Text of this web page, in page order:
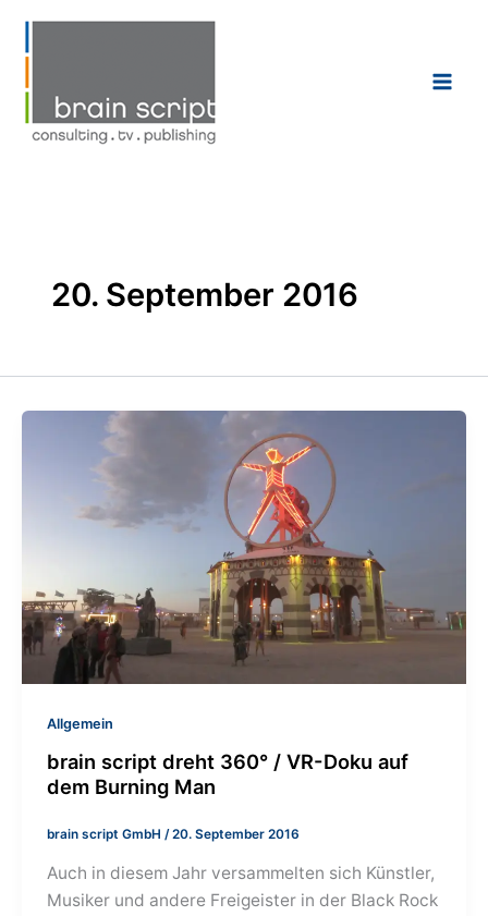
20. September 2016
Allgemein
brain script dreht 360° / VR-Doku auf
dem Burning Man
brain script GmbH/20. September 2016
Auch in diesem Jahr versammelten sich Künstler,
Musiker und andere Freigeister in der Black Rock